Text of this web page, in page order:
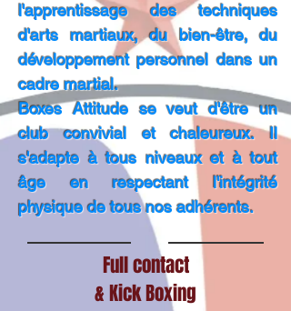
l'apprentissage des techniques
d'arts martiaux, du bien-être, du
développement personnel dans un
cadre martial.
Boxes Attitude se veut d'être un
club convivial et chaleureux.Il
s'adapte à tous niveaux et à tout
âge en respectant l'intégrité
physique de tous nos adhérents.
Full contact
& Kick Boxing